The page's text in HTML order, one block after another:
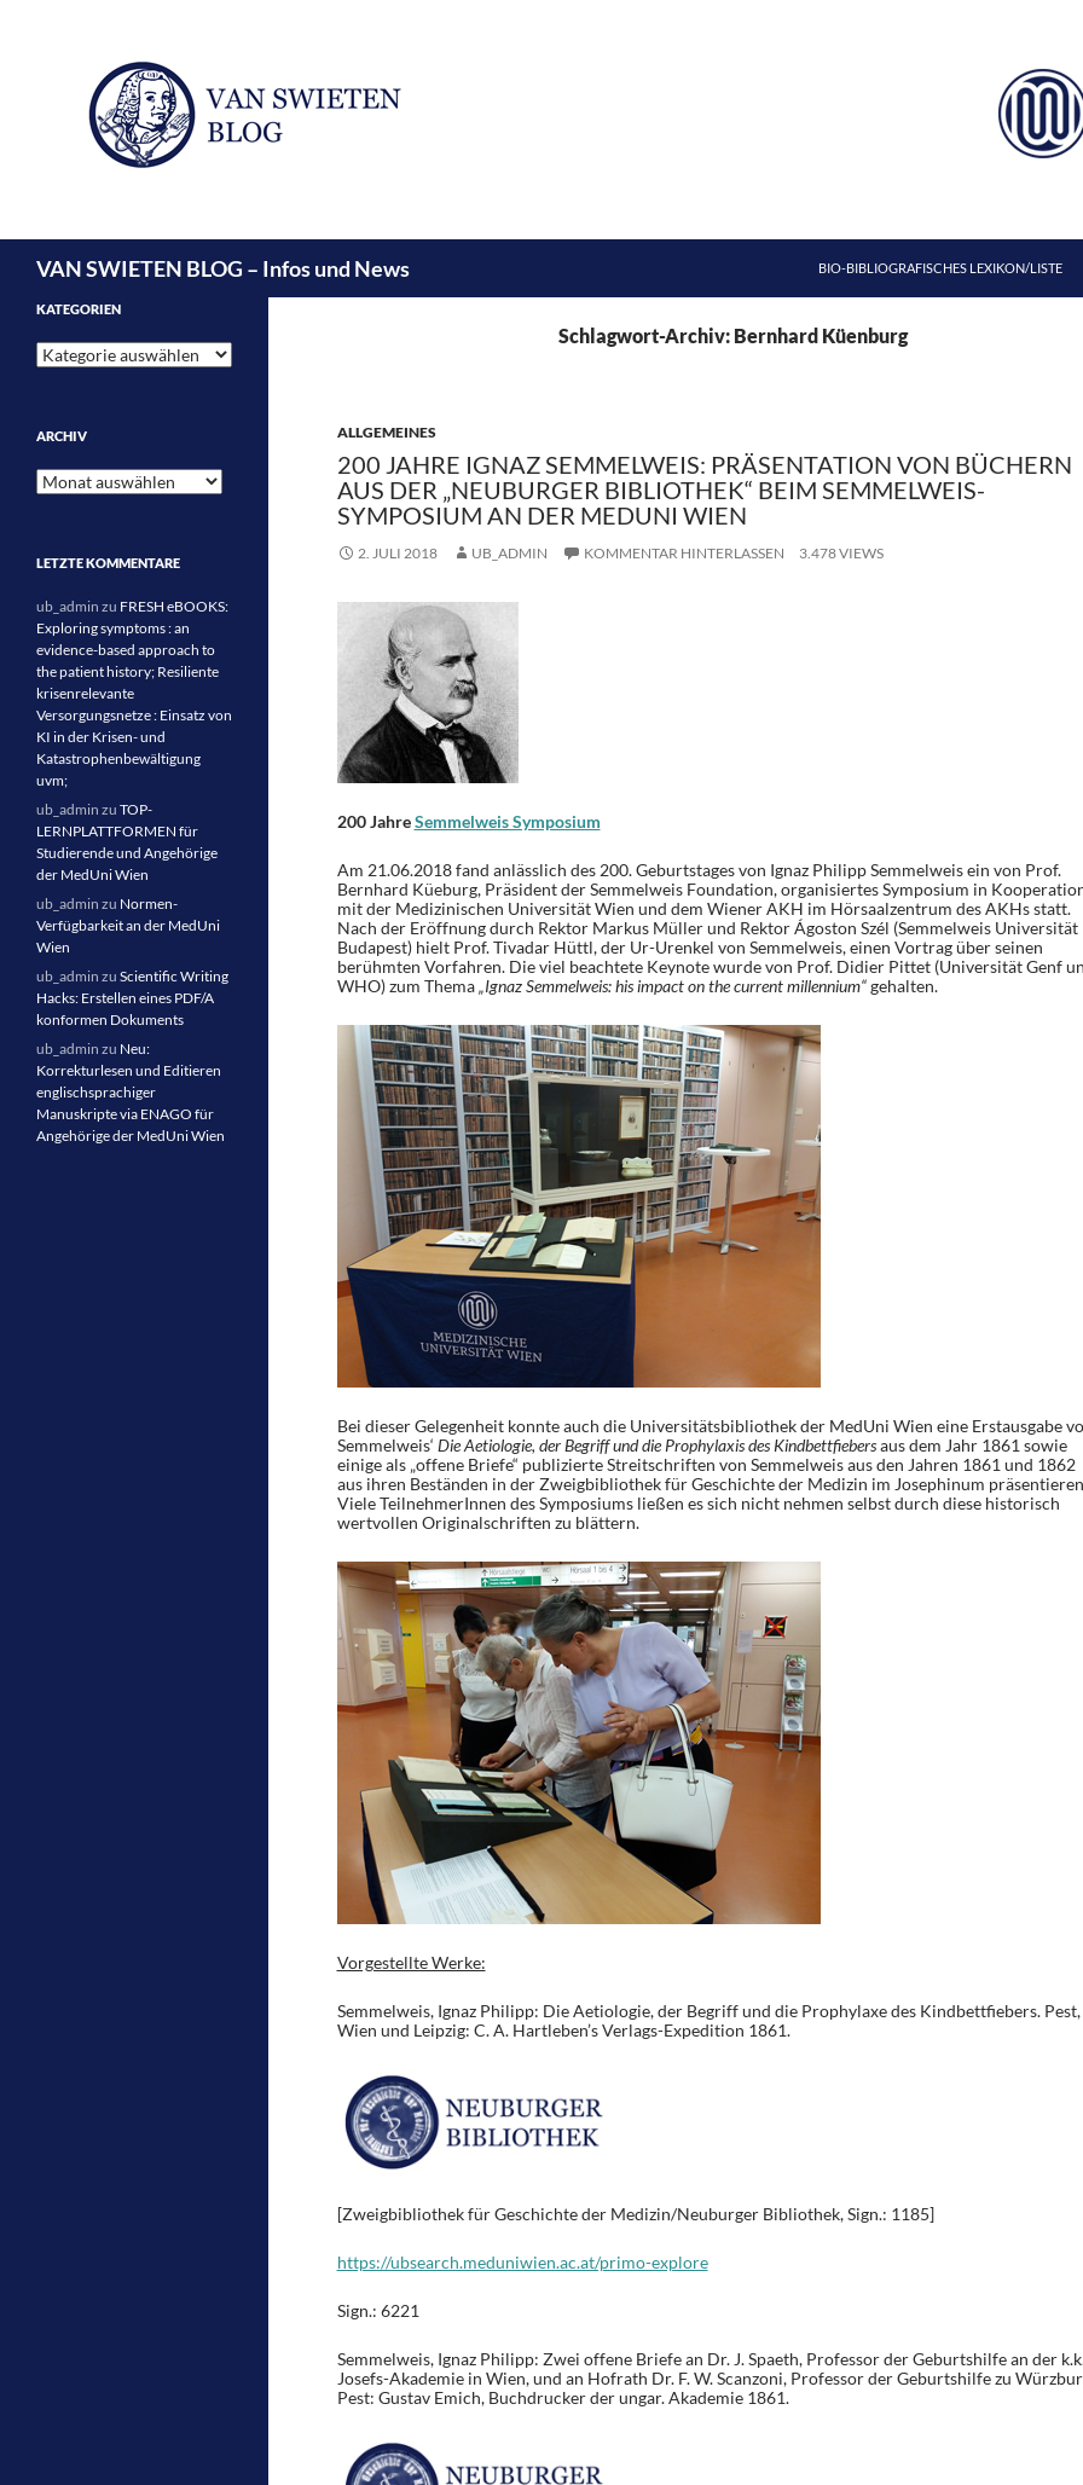
VAN SWIETEN BLOG – Infos und News
BIO-BIBLIOGRAFISCHES LEXIKON/LISTE
Schlagwort-Archiv: Bernhard Küenburg
ALLGEMEINES
200 JAHRE IGNAZ SEMMELWEIS: PRÄSENTATION VON BÜCHERN
AUS DER „NEUBURGER BIBLIOTHEK“ BEIM SEMMELWEIS-
SYMPOSIUM AN DER MEDUNI WIEN
2. JULI 2018 UB_ADMIN KOMMENTAR HINTERLASSEN 3.478 VIEWS
200 JahreSemmelweis Symposium
Am 21.06.2018 fand anlässlich des 200. Geburtstages von Ignaz Philipp Semmelweis ein von Prof.
Bernhard Küeburg, Präsident der Semmelweis Foundation, organisiertes Symposium in
mit der Medizinischen Universität Wien und dem Wiener AKH im Hörsaalzentrum des AKHs statt.
Nach der Eröffnung durch Rektor Markus Müller und Rektor Ágoston Szél (Semmelweis Universität
Budapest) hielt Prof. Tivadar Hüttl, der Ur-Urenkel von Semmelweis, einen Vortrag über seinen
berühmten Vorfahren. Die viel beachtete Keynote wurde von Prof. Didier Pittet (Universität Genf
WHO) zum Thema„Ignaz Semmelweis: his impact on the current millennium“gehalten.
Bei dieser Gelegenheit konnte auch die Universitätsbibliothek der MedUni Wien eine Erstausgabe
Semmelweis‘ Die Aetiologie, der Begriff und die Prophylaxis des Kindbettfiebersaus dem Jahr 1861 sowie
einige als „offene Briefe“ publizierte Streitschriften von Semmelweis aus den Jahren 1861 und 1862
aus ihren Beständen in der Zweigbibliothek für Geschichte der Medizin im Josephinum
Viele TeilnehmerInnen des Symposiums ließen es sich nicht nehmen selbst durch diese historisch
wertvollen Originalschriften zu blättern.
Vorgestellte Werke:
Semmelweis, Ignaz Philipp: Die Aetiologie, der Begriff und die Prophylaxe des Kindbettfiebers. Pest,
Wien und Leipzig: C. A. Hartleben’s Verlags-Expedition 1861.
[Zweigbibliothek für Geschichte der Medizin/Neuburger Bibliothek, Sign.: 1185]
https://ubsearch.meduniwien.ac.at/primo-explore
Sign.: 6221
Semmelweis, Ignaz Philipp: Zwei offene Briefe an Dr. J. Spaeth, Professor der Geburtshilfe an der
Josefs-Akademie in Wien, und an Hofrath Dr. F. W. Scanzoni, Professor der Geburtshilfe zu
Pest: Gustav Emich, Buchdrucker der ungar. Akademie 1861.
KATEGORIEN
Kategorien
ARCHIV
Archiv
LETZTE KOMMENTARE
ub_admin zu FRESH eBOOKS:
Exploring symptoms : an
evidence-based approach to
the patient history; Resiliente
krisenrelevante
Versorgungsnetze : Einsatz von
KI in der Krisen- und
Katastrophenbewältigung
uvm;
ub_admin zu TOP-
LERNPLATTFORMEN für
Studierende und Angehörige
der MedUni Wien
ub_admin zu Normen-
Verfügbarkeit an der MedUni
Wien
ub_admin zu Scientific Writing
Hacks: Erstellen eines PDF/A
konformen Dokuments
ub_admin zu Neu:
Korrekturlesen und Editieren
englischsprachiger
Manuskripte via ENAGO für
Angehörige der MedUni Wien